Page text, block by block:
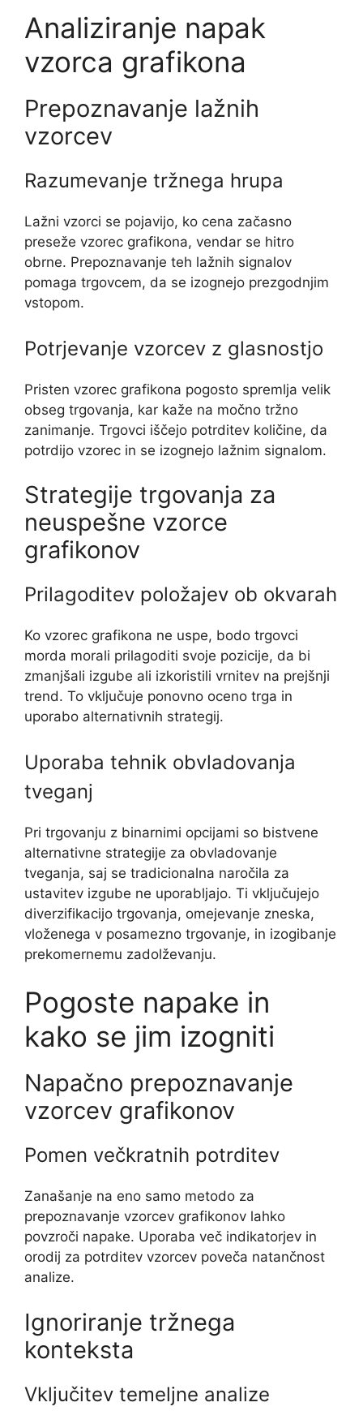
Analiziranje napak
vzorca grafikona
Prepoznavanje lažnih
vzorcev
Razumevanje tržnega hrupa
Lažni vzorci se pojavijo, ko cena začasno
preseže vzorec grafikona, vendar se hitro
obrne. Prepoznavanje teh lažnih signalov
pomaga trgovcem, da se izognejo prezgodnjim
vstopom.
Potrjevanje vzorcev z glasnostjo
Pristen vzorec grafikona pogosto spremlja velik
obseg trgovanja, kar kaže na močno tržno
zanimanje. Trgovci iščejo potrditev količine, da
potrdijo vzorec in se izognejo lažnim signalom.
Strategije trgovanja za
neuspešne vzorce
grafikonov
Prilagoditev položajev ob okvarah
Ko vzorec grafikona ne uspe, bodo trgovci
morda morali prilagoditi svoje pozicije, da bi
zmanjšali izgube ali izkoristili vrnitev na prejšnji
trend. To vključuje ponovno oceno trga in
uporabo alternativnih strategij.
Uporaba tehnik obvladovanja
tveganj
Pri trgovanju z binarnimi opcijami so bistvene
alternativne strategije za obvladovanje
tveganja, saj se tradicionalna naročila za
ustavitev izgube ne uporabljajo. Ti vključujejo
diverzifikacijo trgovanja, omejevanje zneska,
vloženega v posamezno trgovanje, in izogibanje
prekomernemu zadolževanju.
Pogoste napake in
kako se jim izogniti
Napačno prepoznavanje
vzorcev grafikonov
Pomen večkratnih potrditev
Zanašanje na eno samo metodo za
prepoznavanje vzorcev grafikonov lahko
povzroči napake. Uporaba več indikatorjev in
orodij za potrditev vzorcev poveča natančnost
analize.
Ignoriranje tržnega
konteksta
Vključitev temeljne analize